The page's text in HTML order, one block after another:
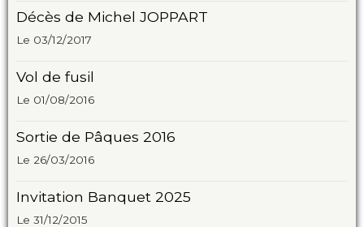
Décès de Michel JOPPART
Le 03/12/2017
Vol de fusil
Le 01/08/2016
Sortie de Pâques 2016
Le 26/03/2016
Invitation Banquet 2025
Le 31/12/2015